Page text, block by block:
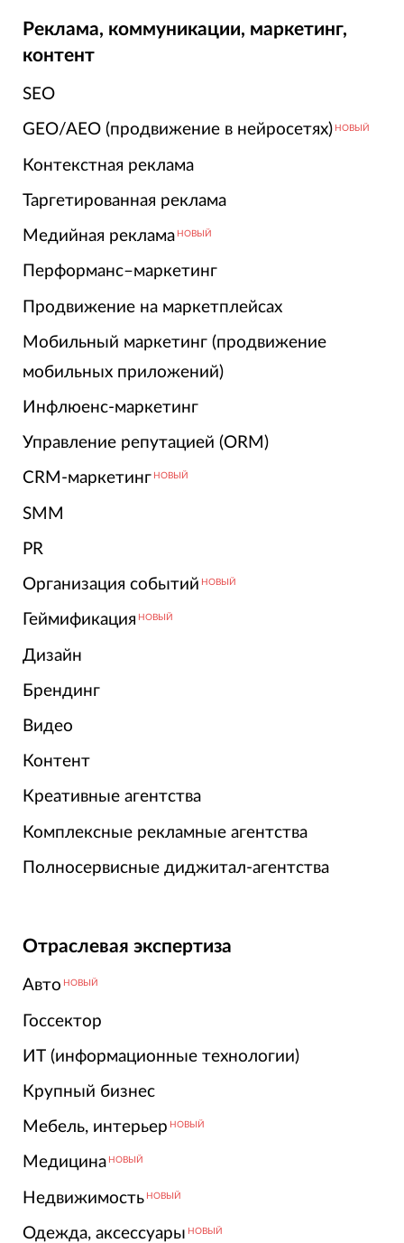
Реклама, коммуникации, маркетинг,
контент
SEO
GEO/AEO (продвижение в нейросетях) НОВЫЙ
Контекстная реклама
Таргетированная реклама
Медийная реклама НОВЫЙ
Перформанс–маркетинг
Продвижение на маркетплейсах
Мобильный маркетинг (продвижение
мобильных приложений)
Инфлюенс-маркетинг
Управление репутацией (ORM)
CRM-маркетинг НОВЫЙ
SMM
PR
Организация событий НОВЫЙ
Геймификация НОВЫЙ
Дизайн
Брендинг
Видео
Контент
Креативные агентства
Комплексные рекламные агентства
Полносервисные диджитал-агентства
Отраслевая экспертиза
Авто НОВЫЙ
Госсектор
ИТ (информационные технологии)
Крупный бизнес
Мебель, интерьер НОВЫЙ
Медицина НОВЫЙ
Недвижимость НОВЫЙ
Одежда, аксессуары НОВЫЙ